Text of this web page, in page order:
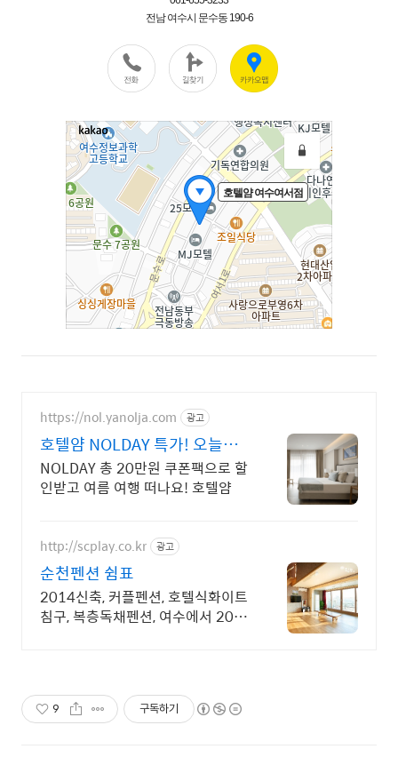
https://nol.yanolja.com 광고
호텔얌 NOLDAY 특가! 오늘의
숙박 핫딜!
NOLDAY 총 20만원 쿠폰팩으로 할
인받고 여름 여행 떠나요! 호텔얌
http://scplay.co.kr 광고
순천펜션 쉼표
2014신축, 커플펜션, 호텔식화이트
침구, 복층독채펜션, 여수에서 20분
9 구독하기